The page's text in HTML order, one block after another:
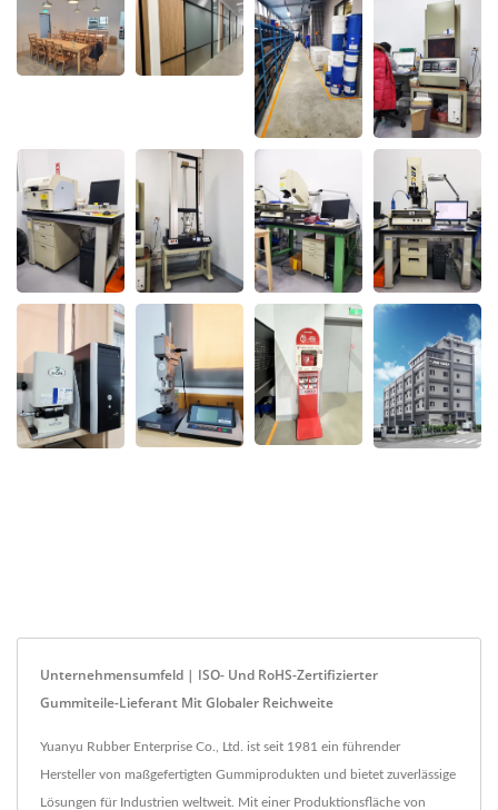
Unternehmensumfeld | ISO- Und RoHS-Zertifizierter
Gummiteile-Lieferant Mit Globaler Reichweite
Yuanyu Rubber Enterprise Co., Ltd. ist seit 1981 ein führender
Hersteller von maßgefertigten Gummiprodukten und bietet zuverlässige
Lösungen für Industrien weltweit. Mit einer Produktionsfläche von